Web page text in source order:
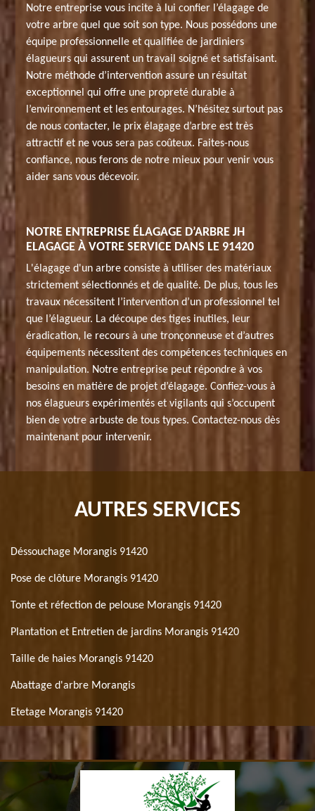
Notre entreprise vous incite à lui confier l’élagage de
votre arbre quel que soit son type. Nous possédons une
équipe professionnelle et qualifiée de jardiniers
élagueurs qui assurent un travail soigné et satisfaisant.
Notre méthode d’intervention assure un résultat
exceptionnel qui offre une propreté durable à
l’environnement et les entourages. N’hésitez surtout pas
de nous contacter, le prix élagage d’arbre est très
attractif et ne vous sera pas coûteux. Faites-nous
confiance, nous ferons de notre mieux pour venir vous
aider sans vous décevoir.
NOTRE ENTREPRISE ÉLAGAGE D’ARBRE JH
ELAGAGE À VOTRE SERVICE DANS LE 91420
L'élagage d'un arbre consiste à utiliser des matériaux
strictement sélectionnés et de qualité. De plus, tous les
travaux nécessitent l’intervention d’un professionnel tel
que l’élagueur. La découpe des tiges inutiles, leur
éradication, le recours à une tronçonneuse et d’autres
équipements nécessitent des compétences techniques en
manipulation. Notre entreprise peut répondre à vos
besoins en matière de projet d’élagage. Confiez-vous à
nos élagueurs expérimentés et vigilants qui s’occupent
bien de votre arbuste de tous types. Contactez-nous dès
maintenant pour intervenir.
AUTRES SERVICES
Déssouchage Morangis 91420
Pose de clôture Morangis 91420
Tonte et réfection de pelouse Morangis 91420
Plantation et Entretien de jardins Morangis 91420
Taille de haies Morangis 91420
Abattage d'arbre Morangis
Etetage Morangis 91420